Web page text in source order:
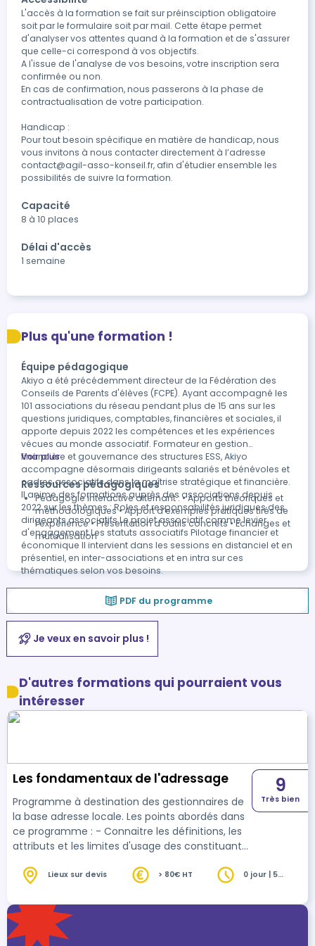
L'accès à la formation se fait sur préinsciption obligatoire
soit par le formulaire soit par mail. Cette étape permet
d'analyser vos attentes quand à la formation et de s'assurer
que celle-ci correspond à vos objectifs.
A l'issue de l'analyse de vos besoins, votre inscription sera
confirmée ou non.
En cas de confirmation, nous passerons à la phase de
contractualisation de votre participation.
Handicap :
Pour tout besoin spécifique en matière de handicap, nous
vous invitons à nous contacter directement à l’adresse
contact@agil-asso-konseil.fr, afin d'étudier ensemble les
possibilités de suivre la formation.
Capacité
8 à 10 places
Délai d'accès
1 semaine
Plus qu'une formation !
Équipe pédagogique
Akiyo a été précédemment directeur de la Fédération des
Conseils de Parents d'élèves (FCPE). Ayant accompagné les
101 associations du réseau pendant plus de 15 ans sur les
questions juridiques, comptables, financières et sociales, il
apporte depuis 2022 les compétences et les expériences
vécues au monde associatif. Formateur en gestion
financière et gouvernance des structures ESS, Akiyo
accompagne désormais dirigeants salariés et bénévoles et
cadres associatifs dans la maîtrise stratégique et financière.
Il anime des formations auprès des associations depuis
2022 sur les thèmes : Roles et responsabilités juridiques des
dirigeants associatifs Le projet associatif comme levier
d'engagement Les statuts associatifs Pilotage financier et
économique Il intervient dans les sessions en distanciel et en
présentiel, en inter-associations et en intra sur ces
thématiques selon vos besoins.
Voir plus
Ressources pédagogiques
Pédagogie interactive alternant : • Apports théoriques et
méthodologiques • Apport d’exemples pratiques tirés de
l’expérience • Présentation d’outils concrets • Échanges et
mutualisation
PDF du programme
Je veux en savoir plus !
D'autres formations qui pourraient vous
intéresser
Les fondamentaux de l'adressage
Programme à destination des gestionnaires de
la base adresse locale. Les points abordés dans
ce programme : - Connaitre les définitions, les
attributs et les limites d'usage des constituants
normatif et fiscal d'une adresse - La description
utilisé (base adresse locale) - Les documents à
9
Très bien
Lieux sur devis > 80€ HT
0 jour | 5